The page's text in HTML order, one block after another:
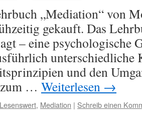
„Mediation“ von
gekauft. Das
– eine psychologische
und den
… Weiterlesen →
Lesenswert, Mediation | Schreib einen